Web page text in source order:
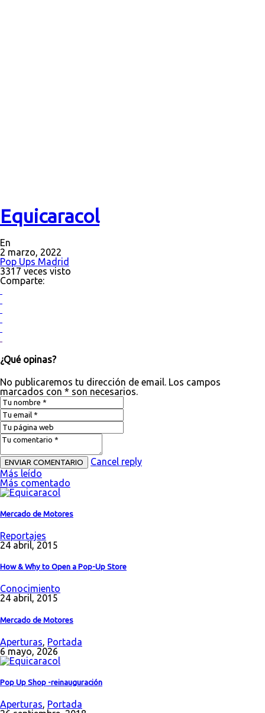
Equicaracol
En
2 marzo, 2022
Pop Ups Madrid
3317 veces visto
Comparte:
¿Qué opinas?
No publicaremos tu dirección de email. Los campos
marcados con * son necesarios.
Cancel reply
Más leído
Más comentado
Mercado de Motores
Reportajes
24 abril, 2015
How & Why to Open a Pop-Up Store
Conocimiento
24 abril, 2015
Mercado de Motores
Aperturas, Portada
6 mayo, 2026
Pop Up Shop -reinauguración
Aperturas, Portada